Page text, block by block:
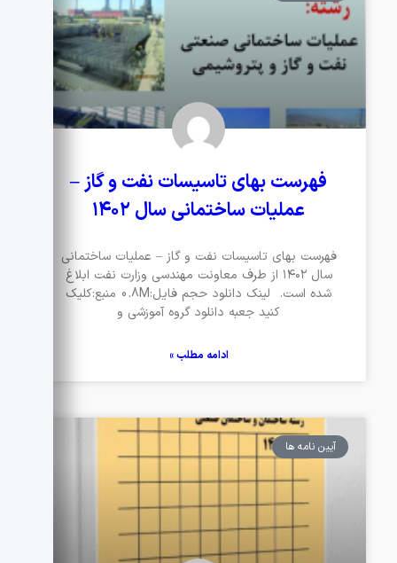
فهرست بهای تاسیسات نفت و گاز –
عملیات ساختمانی سال ۱۴۰۲
فهرست بهای تاسیسات نفت و گاز – عملیات ساختمانی
سال ۱۴۰۲ از طرف معاونت مهندسی وزارت نفت ابلاغ
شده است. لینک دانلود حجم فایل:0.8M منبع:کلیک
کنید جعبه دانلود گروه آموزشی و
ادامه مطلب »
آیین نامه ها